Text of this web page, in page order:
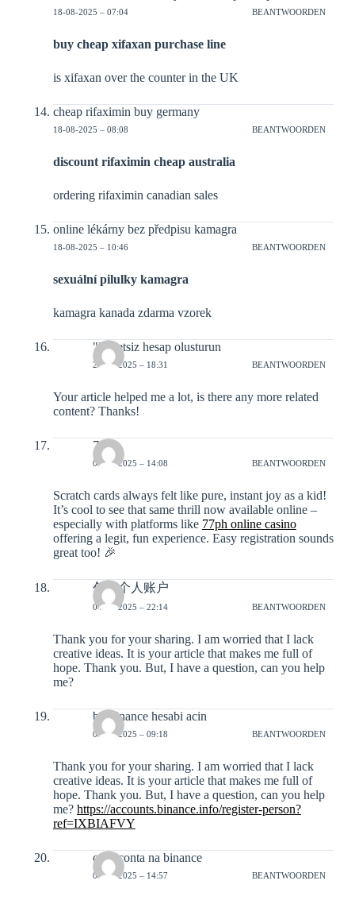
18-08-2025 – 07:04 BEANTWOORDEN
buy cheap xifaxan purchase line
is xifaxan over the counter in the UK
cheap rifaximin buy germany
18-08-2025 – 08:08 BEANTWOORDEN
discount rifaximin cheap australia
ordering rifaximin canadian sales
online lékárny bez předpisu kamagra
18-08-2025 – 10:46 BEANTWOORDEN
sexuální pilulky kamagra
kamagra kanada zdarma vzorek
"Ucretsiz hesap olusturun
29-11-2025 – 18:31 BEANTWOORDEN
Your article helped me a lot, is there any more related
content? Thanks!
77ph
03-12-2025 – 14:08 BEANTWOORDEN
Scratch cards always felt like pure, instant joy as a kid!
It’s cool to see that same thrill now available online –
especially with platforms like 77ph online casino
offering a legit, fun experience. Easy registration sounds
great too! 🎉
创建个人账户
04-12-2025 – 22:14 BEANTWOORDEN
Thank you for your sharing. I am worried that I lack
creative ideas. It is your article that makes me full of
hope. Thank you. But, I have a question, can you help
me?
bir binance hesabi acin
05-12-2025 – 09:18 BEANTWOORDEN
Thank you for your sharing. I am worried that I lack
creative ideas. It is your article that makes me full of
hope. Thank you. But, I have a question, can you help
me? https://accounts.binance.info/register-person?
ref=IXBIAFVY
criar conta na binance
07-12-2025 – 14:57 BEANTWOORDEN